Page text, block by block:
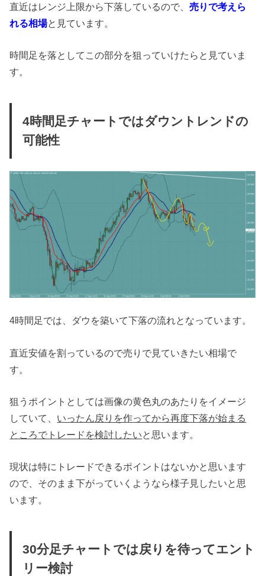
直近はレンジ上限から下落しているので、売りで考えら
れる相場と見ています。
時間足を落としてこの部分を狙っていけたらと見ていま
す。
4時間足チャートではダウントレンドの
可能性
4時間足では、ダウを築いて下落の流れとなっています。
直近安値を割っているので売りで見ていきたい相場で
す。
狙うポイントとしては画像の黄色丸のあたりをイメージ
していて、 いったん戻りを作ってから再度下落が始まる
ところでトレードを検討したいと思います。
現状は特にトレードできるポイントはないかと思います
ので、そのまま下がっていくようなら様子見したいと思
います。
30分足チャートでは戻りを待ってエント
リー検討